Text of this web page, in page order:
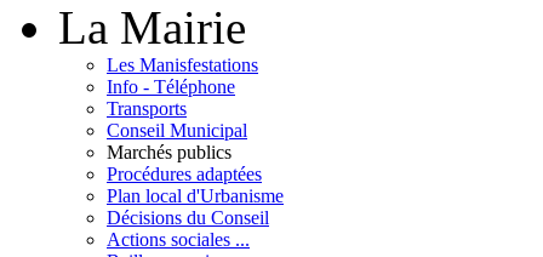
La Mairie
Les Manisfestations
Info - Téléphone
Transports
Conseil Municipal
Marchés publics
Procédures adaptées
Plan local d'Urbanisme
Décisions du Conseil
Actions sociales ...